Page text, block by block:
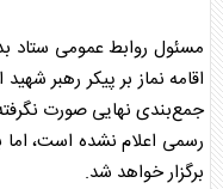
مسئول روابط عمومی ستاد
اقامه نماز بر پیکر رهبر شهید
جمع‌بندی نهایی صورت
رسمی اعلام نشده است،
برگزار خواهد شد.